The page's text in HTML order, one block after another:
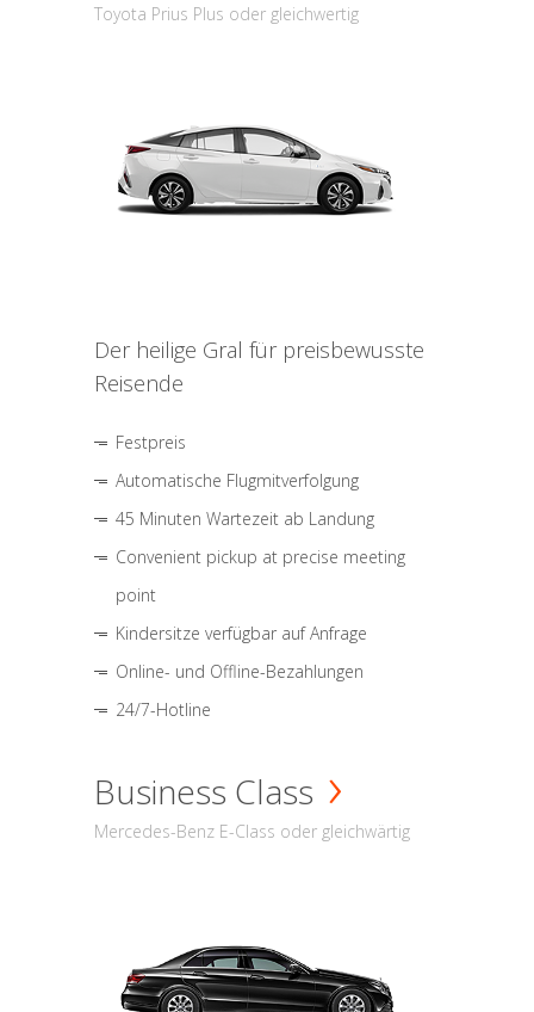
Toyota Prius Plus oder gleichwertig
Der heilige Gral für preisbewusste
Reisende
Festpreis
Automatische Flugmitverfolgung
45 Minuten Wartezeit ab Landung
Convenient pickup at precise meeting
point
Kindersitze verfügbar auf Anfrage
Online- und Offline-Bezahlungen
24/7-Hotline
Business Class
Mercedes-Benz E-Class oder gleichwärtig